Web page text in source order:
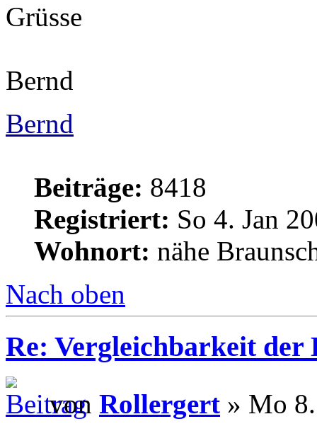
Grüsse
Bernd
Bernd
Beiträge: 8418
Registriert: So 4. Jan
Wohnort: nähe
Nach oben
Re: Vergleichbarkeit der
von Rollergert » Mo